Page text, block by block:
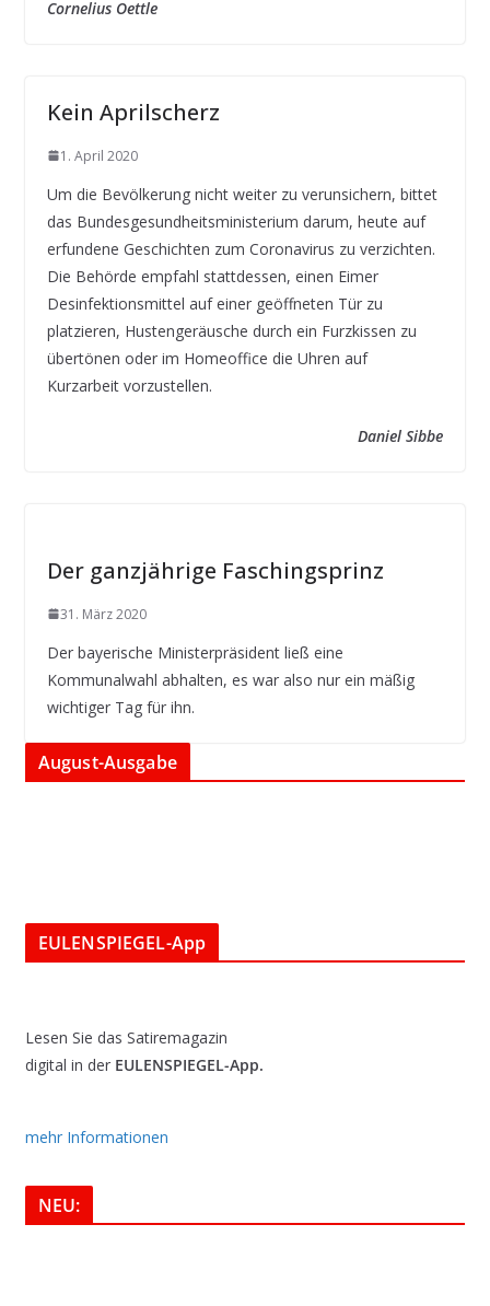
Cornelius Oettle
Kein Aprilscherz
1. April 2020
Um die Bevölkerung nicht weiter zu verunsichern, bittet
das Bundesgesundheitsministerium darum, heute auf
erfundene Geschichten zum Coronavirus zu verzichten.
Die Behörde empfahl stattdessen, einen Eimer
Desinfektionsmittel auf einer geöffneten Tür zu
platzieren, Hustengeräusche durch ein Furzkissen zu
übertönen oder im Homeoffice die Uhren auf
Kurzarbeit vorzustellen.
Daniel Sibbe
Der ganzjährige Faschingsprinz
31. März 2020
Der bayerische Ministerpräsident ließ eine
Kommunalwahl abhalten, es war also nur ein mäßig
wichtiger Tag für ihn.
August-Ausgabe
EULENSPIEGEL-App
Lesen Sie das Satiremagazin
digital in der EULENSPIEGEL-App.
mehr Informationen
NEU: